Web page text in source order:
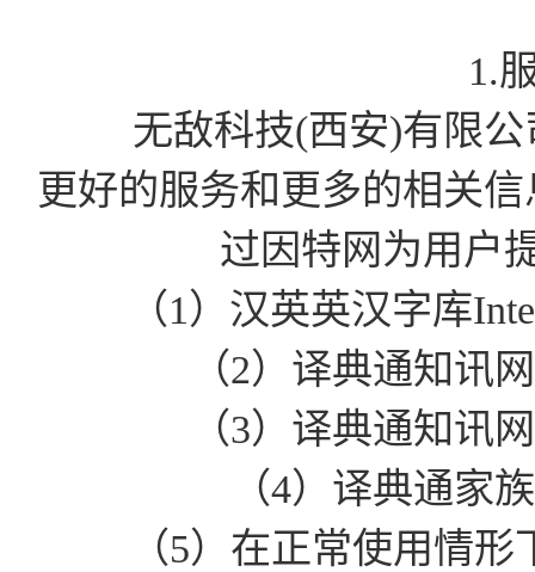
1.
无敌科技(西安)有限公
更好的服务和更多的相关
过因特网为用户
（1）汉英英汉字库
（2）译典通知讯
（3）译典通知讯
（4）译典通家
（5）在正常使用情